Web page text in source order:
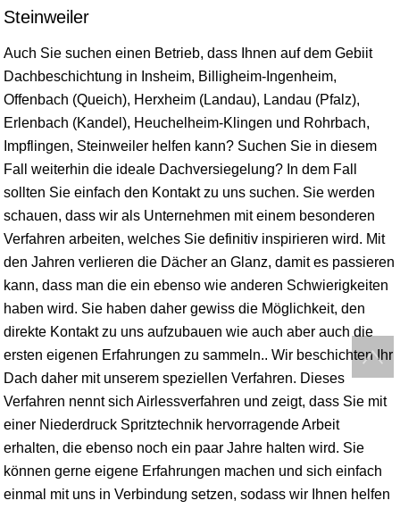
Steinweiler
Auch Sie suchen einen Betrieb, dass Ihnen auf dem Gebiit
Dachbeschichtung in Insheim, Billigheim-Ingenheim,
Offenbach (Queich), Herxheim (Landau), Landau (Pfalz),
Erlenbach (Kandel ), Heuchelheim-Klingen und Rohrbach,
Impflingen, Steinweiler helfen kann? Suchen Sie in diesem
Fall weiterhin die ideale Dachversiegelung? In dem Fall
sollten Sie einfach den Kontakt zu uns suchen. Sie werden
schauen, dass wir als Unternehmen mit einem besonderen
Verfahren arbeiten, welches Sie definitiv inspirieren wird. Mit
den Jahren verlieren die Dächer an Glanz, damit es passieren
kann, dass man die ein ebenso wie anderen Schwierigkeiten
haben wird. Sie haben daher gewiss die Möglichkeit, den
direkte Kontakt zu uns aufzubauen wie auch aber auch die
ersten eigenen Erfahrungen zu sammeln.. Wir beschichten Ihr
Dach daher mit unserem speziellen Verfahren. Dieses
Verfahren nennt sich Airlessverfahren und zeigt, dass Sie mit
einer Niederdruck Spritztechnik hervorragende Arbeit
erhalten, die ebenso noch ein paar Jahre halten wird. Sie
können gerne eigene Erfahrungen machen und sich einfach
einmal mit uns in Verbindung setzen, sodass wir Ihnen helfen